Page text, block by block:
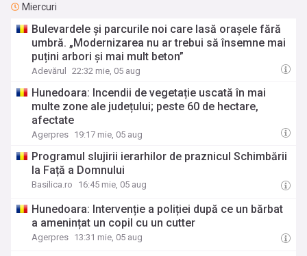
Miercuri
Bulevardele și parcurile noi care lasă orașele fără
umbră. „Modernizarea nu ar trebui să însemne mai
puțini arbori și mai mult beton”
Adevărul 22:32 mie, 05 aug
Hunedoara: Incendii de vegetație uscată în mai
multe zone ale județului; peste 60 de hectare,
afectate
Agerpres 19:17 mie, 05 aug
Programul slujirii ierarhilor de praznicul Schimbării
la Față a Domnului
Basilica.ro 16:45 mie, 05 aug
Hunedoara: Intervenție a poliției după ce un bărbat
a amenințat un copil cu un cutter
Agerpres 13:31 mie, 05 aug